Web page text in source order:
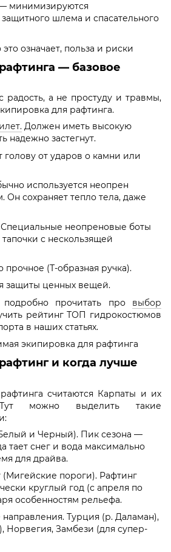
минимизируются
шлема и спасательного
— базовое
радость, а не простуду и травмы,
для рафтинга.
Должен иметь высокую
надежно застегнут.
от ударов о камни или
используется неопрен
Он сохраняет тепло тела, даже
Специальные неопреновые боты
с нескользящей
прочное (Т-образная ручка).
защиты ценных вещей.
прочитать про выбор
рейтинг ТОП гидрокостюмов
в наших статьях.
и когда лучше
считаются Карпаты и их
можно выделить такие
и Черный). Пик сезона —
тает снег и вода максимально
для драйва.
пороги). Рафтинг
круглый год (с апреля по
особенностям рельефа.
Турция (р. Даламан),
Норвегия, Замбези (для супер-